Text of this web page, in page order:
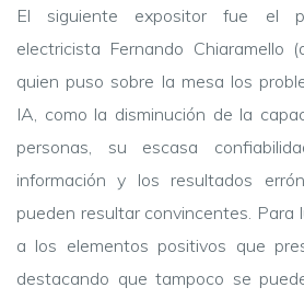
El siguiente expositor fue el
electricista Fernando Chiaramello
quien puso sobre la mesa los
IA, como la disminución de la
personas, su escasa
información y los resultados
pueden resultar convincentes. Para
a los elementos positivos que
destacando que tampoco se